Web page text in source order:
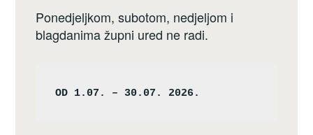
Ponedjeljkom, subotom, nedjeljom i
blagdanima župni ured ne radi.
OD 1.07. – 30.07. 2026.